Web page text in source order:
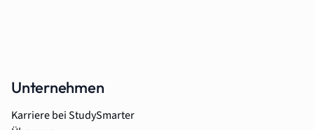
Unternehmen
Karriere bei StudySmarter